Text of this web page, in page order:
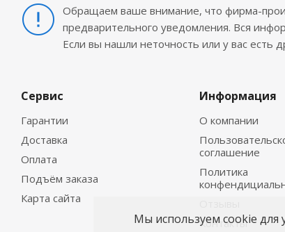
Обращаем ваше внимание, что фирма-
предварительного уведомления. Вся
Если вы нашли неточность или у вас есть
Сервис
Гарантии
Доставка
Оплата
Подъём заказа
Карта сайта
Информация
О компании
соглашение
Политика
Контакты
Мы используем cookie для